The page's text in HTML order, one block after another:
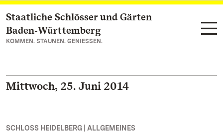
Zum Hauptinhalt springen
Staatliche Schlösser und Gärten
Baden‑Württemberg
KOMMEN. STAUNEN. GENIESSEN.
Mittwoch, 25. Juni 2014
SCHLOSS HEIDELBERG | ALLGEMEINES